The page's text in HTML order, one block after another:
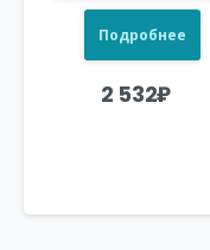
Подробнее
2 532₽